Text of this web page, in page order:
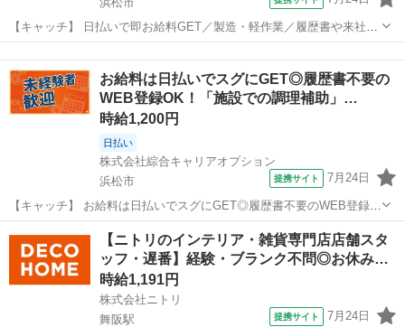
【キャッチ】 日払いで即お給料GET／製造・軽作業／履歴書や来社不
要／自宅で完結WEB応募／浜松市中央区周辺 【コメント】 製造のお
仕事が豊富★未経験で働いてみたい方も大歓迎！ 「未経験だけど興味
がある」 「転職したいけ...お給料は日払いでスグにGET◎履歴書不要の
WEB登録OK！「施設での調理補助」…
時給1,200円
日払い
株式会社綜合キャリアオプション
浜松市
提携サイト 7月24日
【キャッチ】 お給料は日払いでスグにGET◎履歴書不要のWEB登録
OK！「施設での調理補助」高時給1200円！舞阪周辺！20代～40代の
スタッフが多数活躍中★ 【コメント】 製造のお仕事が豊富★未経験で
働いてみたい方も大歓...
その他
【ニトリのインテリア・雑貨専門店店舗スタ
ッフ・遅番】経験・ブランク不問◎お休み…
時給1,191円
株式会社ニトリ
舞阪駅
提携サイト 7月24日